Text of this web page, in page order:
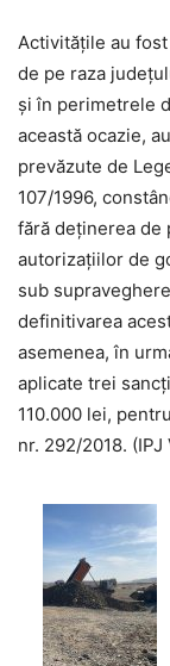
Activitățile au
de pe raza
și în perimetrele
această ocazie,
prevăzute de
107/1996,
fără deținerea de
autorizațiilor de
sub
definitivarea
asemenea, în
aplicate trei
110.000 lei,
nr. 292/2018. (IPJ